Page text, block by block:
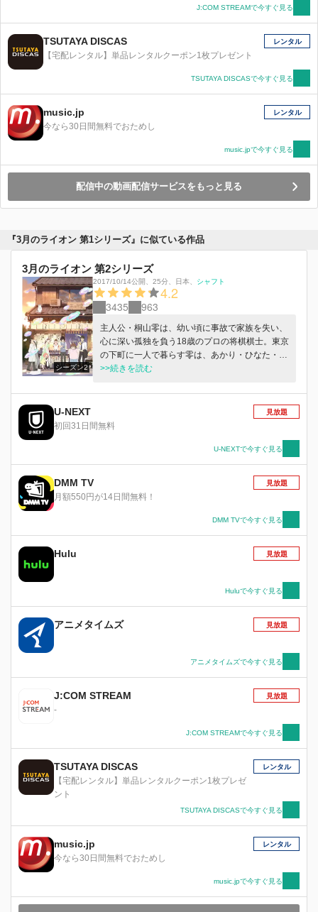
J:COM STREAMで今すぐ見る
TSUTAYA DISCAS
【宅配レンタル】単品レンタルクーポン1枚プレゼント
レンタル
TSUTAYA DISCASで今すぐ見る
music.jp
今なら30日間無料でおためし
レンタル
music.jpで今すぐ見る
配信中の動画配信サービスをもっと見る
『3月のライオン 第1シリーズ』に似ている作品
3月のライオン 第2シリーズ
シーズン2
2017/10/14公開 25分 日本 シャフト
4.2
3435 963
主人公・桐山零は、幼い頃に事故で家族を失い、
心に深い孤独を負う18歳のプロの将棋棋士。東京
の下町に一人で暮らす零は、あかり・ひなた・モ
モという３姉妹と出会い、少しずつ変わり始めて
ていく、優しい物語。そして、戦いの物語。
>>続きを読む
U-NEXT
初回31日間無料
見放題
U-NEXTで今すぐ見る
DMM TV
月額550円が14日間無料！
見放題
DMM TVで今すぐ見る
Hulu 見放題
Huluで今すぐ見る
アニメタイムズ 見放題
アニメタイムズで今すぐ見る
J:COM STREAM
-
見放題
J:COM STREAMで今すぐ見る
TSUTAYA DISCAS
【宅配レンタル】単品レンタルクーポン1枚プレゼ
ント
レンタル
TSUTAYA DISCASで今すぐ見る
music.jp
今なら30日間無料でおためし
レンタル
music.jpで今すぐ見る